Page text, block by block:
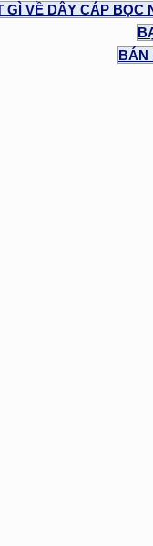
GÌ VỀ DÂY CÁP BỌC
BÁN